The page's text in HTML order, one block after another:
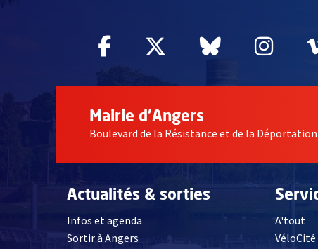
Facebook
, Ouvre une nouvelle
Twitter
, Ouvre une
Bluesky
, Ouvre
,
Mairie d'Angers
Boulevard de la Résistance et de la Déportation
Actualités & sorties
Infos et agenda
Sortir à Angers
A'tout
VéloCité